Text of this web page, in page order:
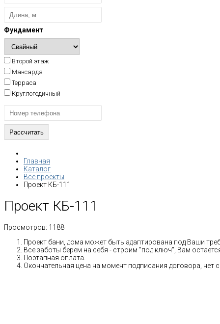
Фундамент
Второй этаж
Мансарда
Терраса
Круглогодичный
Главная
Каталог
Все проекты
Проект КБ-111
Проект КБ-111
Просмотров: 1188
Проект бани, дома может быть адаптирована под Ваши
Все заботы берем на себя - строим "под ключ", Вам
Поэтапная оплата.
Окончательная цена на момент подписания договора, нет